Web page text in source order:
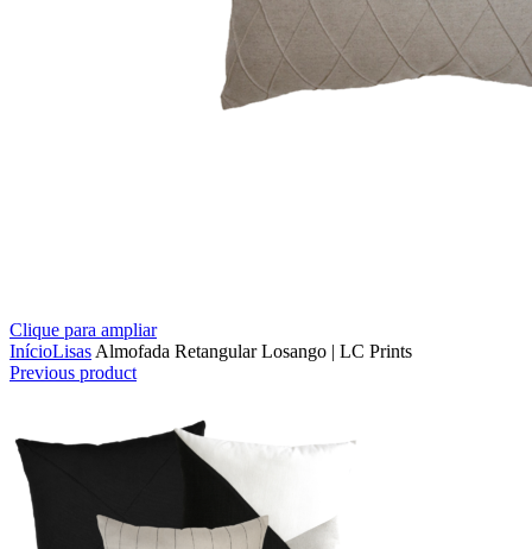
Clique para ampliar
InícioLisas Almofada Retangular Losango | LC Prints
Previous product